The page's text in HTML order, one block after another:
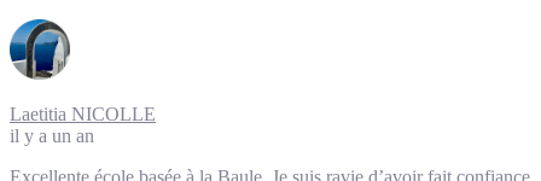
Laetitia NICOLLE
il y a un an
Excellente école basée à la Baule. Je suis ravie d’avoir fait confiance